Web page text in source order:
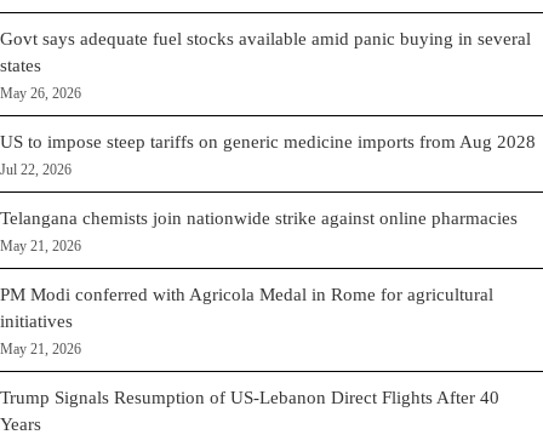
Govt says adequate fuel stocks available amid panic buying in several
states
May 26, 2026
US to impose steep tariffs on generic medicine imports from Aug 2028
Jul 22, 2026
Telangana chemists join nationwide strike against online pharmacies
May 21, 2026
PM Modi conferred with Agricola Medal in Rome for agricultural
initiatives
May 21, 2026
Trump Signals Resumption of US-Lebanon Direct Flights After 40
Years